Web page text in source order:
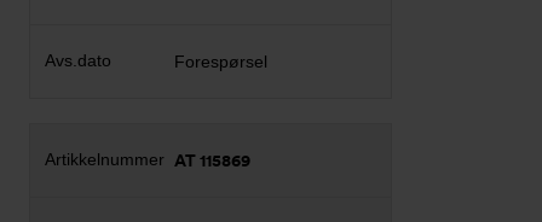
Forespørsel
AT 115869